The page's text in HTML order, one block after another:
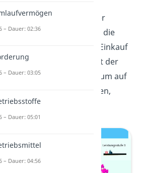
gezahlt. Der
ist, dass Unternehmer die
die bei ihrem Einkauf
Rechnung gestellt wird, mit der
die sie wiederum auf
Produkte erheben müssen,
können.
– Dauer: 02:36
– Dauer: 03:05
– Dauer: 05:01
– Dauer: 04:56